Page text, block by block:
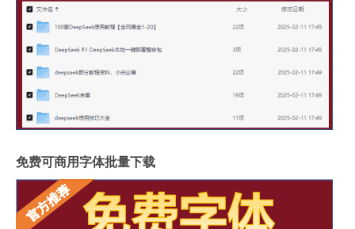
免费可商用字体批量下载